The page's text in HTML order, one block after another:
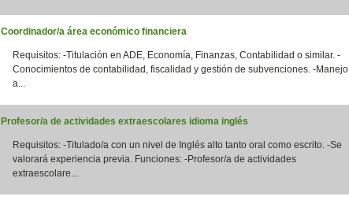
Coordinador/a área económico financiera
Requisitos: -Titulación en ADE, Economía, Finanzas, Contabilidad o similar. -
Conocimientos de contabilidad, fiscalidad y gestión de subvenciones. -Manejo
a...
Profesor/a de actividades extraescolares idioma inglés
Requisitos: -Titulado/a con un nivel de Inglés alto tanto oral como escrito. -Se
valorará experiencia previa. Funciones: -Profesor/a de actividades
extraescolare...